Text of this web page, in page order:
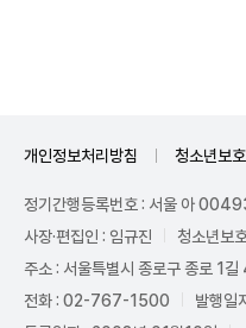
개인정보처리방침 청소년보
정기간행등록번호 : 서울 아
사장·편집인 : 임규진
청소년보
주소 : 서울특별시 종로구 종로 1
전화 : 02-767-1500
발행일